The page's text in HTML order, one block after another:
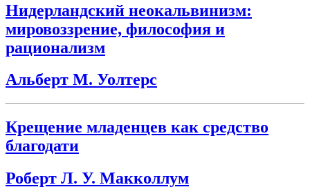
Нидерландский неокальвинизм:
мировоззрение, философия и
рационализм
Альберт М. Уолтерс
Крещение младенцев как средство
благодати
Роберт Л. У. Макколлум